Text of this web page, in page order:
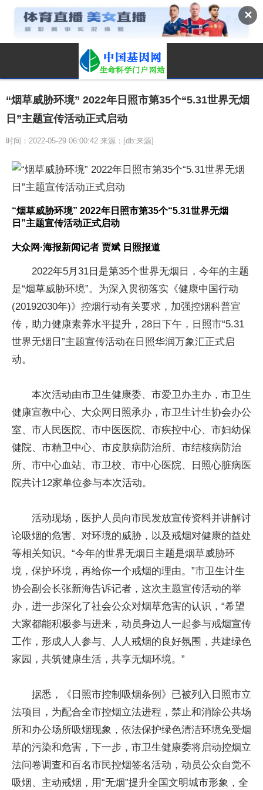
✕
“烟草威胁环境” 2022年日照市第35个“5.31世界无烟
日”主题宣传活动正式启动
时间：2022-05-29 06:00:42 来源：[db:来源]
“烟草威胁环境” 2022年日照市第35个“5.31世界无烟
日”主题宣传活动正式启动
大众网·海报新闻记者 贾斌 日照报道
2022年5月31日是第35个世界无烟日，今年的主题
是“烟草威胁环境”。为深入贯彻落实《健康中国行动
(20192030年)》控烟行动有关要求，加强控烟科普宣
传，助力健康素养水平提升，28日下午，日照市“5.31
世界无烟日”主题宣传活动在日照华润万象汇正式启
动。
本次活动由市卫生健康委、市爱卫办主办，市卫生
健康宣教中心、大众网日照承办，市卫生计生协会办公
室、市人民医院、市中医医院、市疾控中心、市妇幼保
健院、市精卫中心、市皮肤病防治所、市结核病防治
所、市中心血站、市卫校、市中心医院、日照心脏病医
院共计12家单位参与本次活动。
活动现场，医护人员向市民发放宣传资料并讲解讨
论吸烟的危害、对环境的威胁，以及戒烟对健康的益处
等相关知识。“今年的世界无烟日主题是烟草威胁环
境，保护环境，再给你一个戒烟的理由。”市卫生计生
协会副会长张新海告诉记者，这次主题宣传活动的举
办，进一步深化了社会公众对烟草危害的认识，“希望
大家都能积极参与进来，动员身边人一起参与戒烟宣传
工作，形成人人参与、人人戒烟的良好氛围，共建绿色
家园，共筑健康生活，共享无烟环境。”
据悉，《日照市控制吸烟条例》已被列入日照市立
法项目，为配合全市控烟立法进程，禁止和消除公共场
所和办公场所吸烟现象，依法保护绿色清洁环境免受烟
草的污染和危害，下一步，市卫生健康委将启动控烟立
法问卷调查和百名市民控烟签名活动，动员公众自觉不
吸烟、主动戒烟，用“无烟”提升全国文明城市形象，全